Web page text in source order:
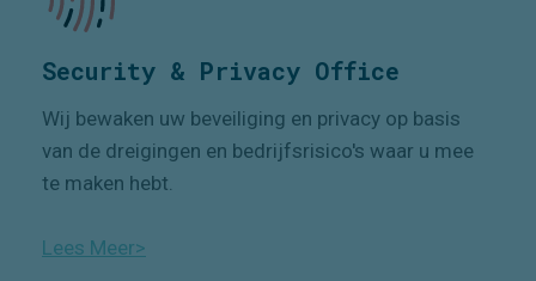
Security & Privacy Office
Wij bewaken uw beveiliging en privacy op basis
van de dreigingen en bedrijfsrisico's waar u mee
te maken hebt.
Lees Meer>